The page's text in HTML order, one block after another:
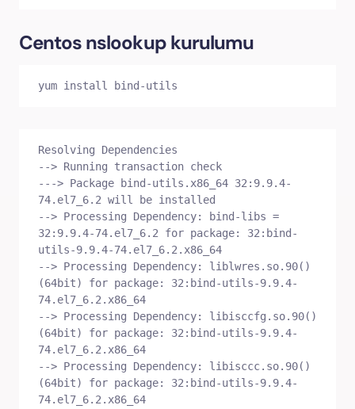
Centos nslookup kurulumu
yum install bind-utils
Resolving Dependencies
--> Running transaction check
---> Package bind-utils.x86_64 32:9.9.4-
74.el7_6.2 will be installed
--> Processing Dependency: bind-libs =
32:9.9.4-74.el7_6.2 for package: 32:bind-
utils-9.9.4-74.el7_6.2.x86_64
--> Processing Dependency: liblwres.so.90()
(64bit) for package: 32:bind-utils-9.9.4-
74.el7_6.2.x86_64
--> Processing Dependency: libisccfg.so.90()
(64bit) for package: 32:bind-utils-9.9.4-
74.el7_6.2.x86_64
--> Processing Dependency: libisccc.so.90()
(64bit) for package: 32:bind-utils-9.9.4-
74.el7_6.2.x86_64